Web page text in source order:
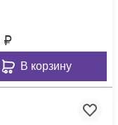
₽
В корзину